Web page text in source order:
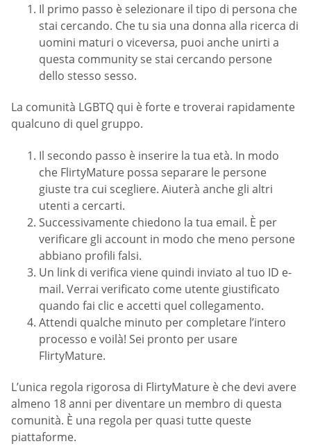
Il primo passo è selezionare il tipo di persona che
stai cercando. Che tu sia una donna alla ricerca di
uomini maturi o viceversa, puoi anche unirti a
questa community se stai cercando persone
dello stesso sesso.
La comunità LGBTQ qui è forte e troverai rapidamente
qualcuno di quel gruppo.
Il secondo passo è inserire la tua età. In modo
che FlirtyMature possa separare le persone
giuste tra cui scegliere. Aiuterà anche gli altri
utenti a cercarti.
Successivamente chiedono la tua email. È per
verificare gli account in modo che meno persone
abbiano profili falsi.
Un link di verifica viene quindi inviato al tuo ID e-
mail. Verrai verificato come utente giustificato
quando fai clic e accetti quel collegamento.
Attendi qualche minuto per completare l’intero
processo e voilà! Sei pronto per usare
FlirtyMature.
L’unica regola rigorosa di FlirtyMature è che devi avere
almeno 18 anni per diventare un membro di questa
comunità. È una regola per quasi tutte queste
piattaforme.